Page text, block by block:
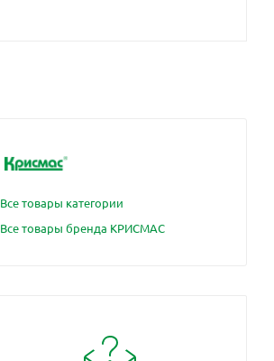
Все товары категории
Все товары бренда КРИСМАС